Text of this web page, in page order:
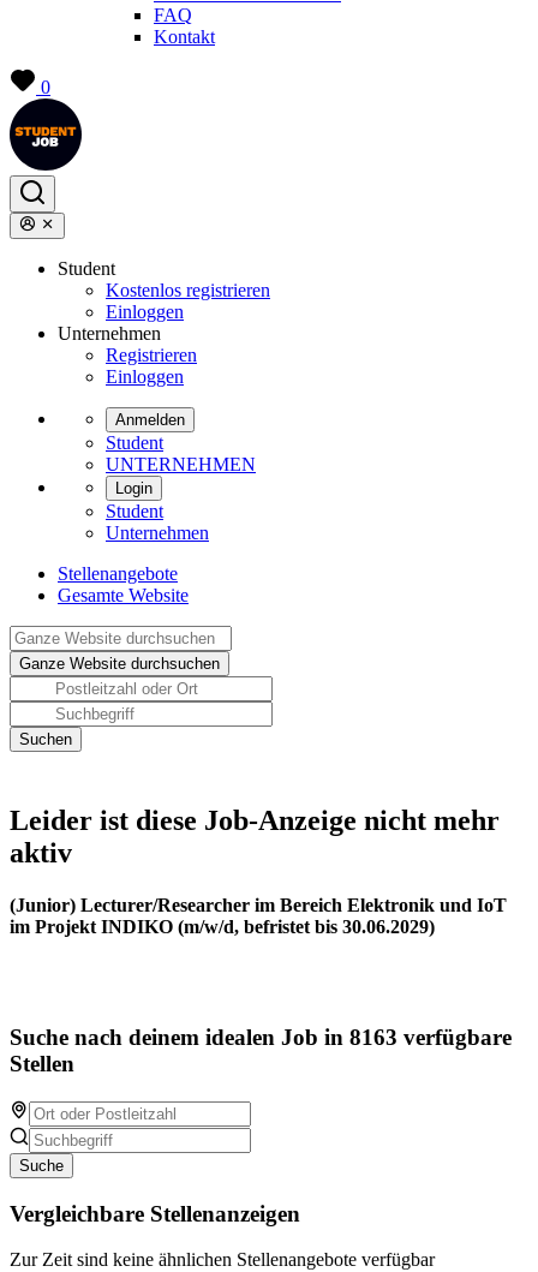
FAQ
Kontakt
0
Student
Kostenlos registrieren
Einloggen
Unternehmen
Registrieren
Einloggen
Anmelden
Student
UNTERNEHMEN
Login
Student
Unternehmen
Stellenangebote
Gesamte Website
Leider ist diese Job-Anzeige nicht mehr
aktiv
(Junior) Lecturer/Researcher im Bereich Elektronik und IoT
im Projekt INDIKO (m/w/d, befristet bis 30.06.2029)
Suche nach deinem idealen Job in 8163 verfügbare
Stellen
Suche
Vergleichbare Stellenanzeigen
Zur Zeit sind keine ähnlichen Stellenangebote verfügbar